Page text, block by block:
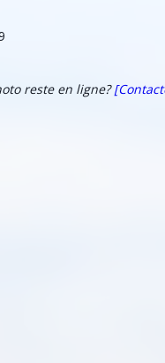
reste en ligne?